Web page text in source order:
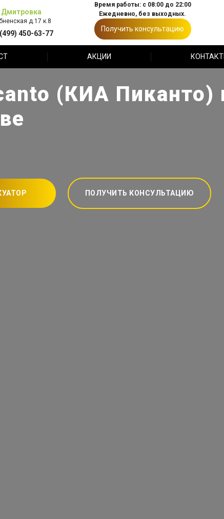
Дмитровка
д.17 к.8
450-63-77
Время работы: с 08:00 до 22:00
Ежедневно, без выходных.
Получить консультацию
АКЦИИ
(КИА Пиканто)
ПОЛУЧИТЬ КОНСУЛЬТАЦИЮ